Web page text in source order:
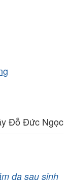
Đỗ Đức Ngọc
da sau sinh